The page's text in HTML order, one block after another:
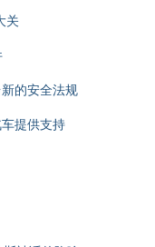
关
的安全法规
提供支持